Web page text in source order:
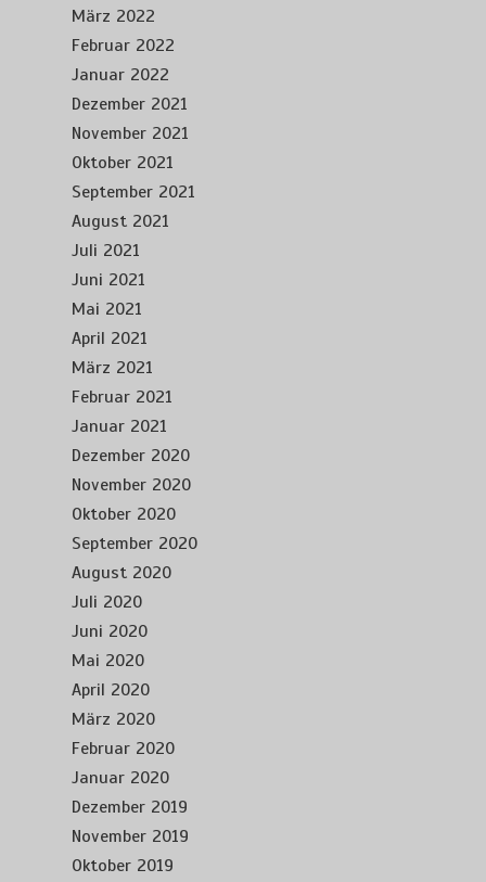
März 2022
Februar 2022
Januar 2022
Dezember 2021
November 2021
Oktober 2021
September 2021
August 2021
Juli 2021
Juni 2021
Mai 2021
April 2021
März 2021
Februar 2021
Januar 2021
Dezember 2020
November 2020
Oktober 2020
September 2020
August 2020
Juli 2020
Juni 2020
Mai 2020
April 2020
März 2020
Februar 2020
Januar 2020
Dezember 2019
November 2019
Oktober 2019